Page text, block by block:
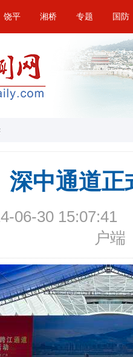
饶平 湘桥 专题 国防
深中通道正
06-30 15:07:41
户端